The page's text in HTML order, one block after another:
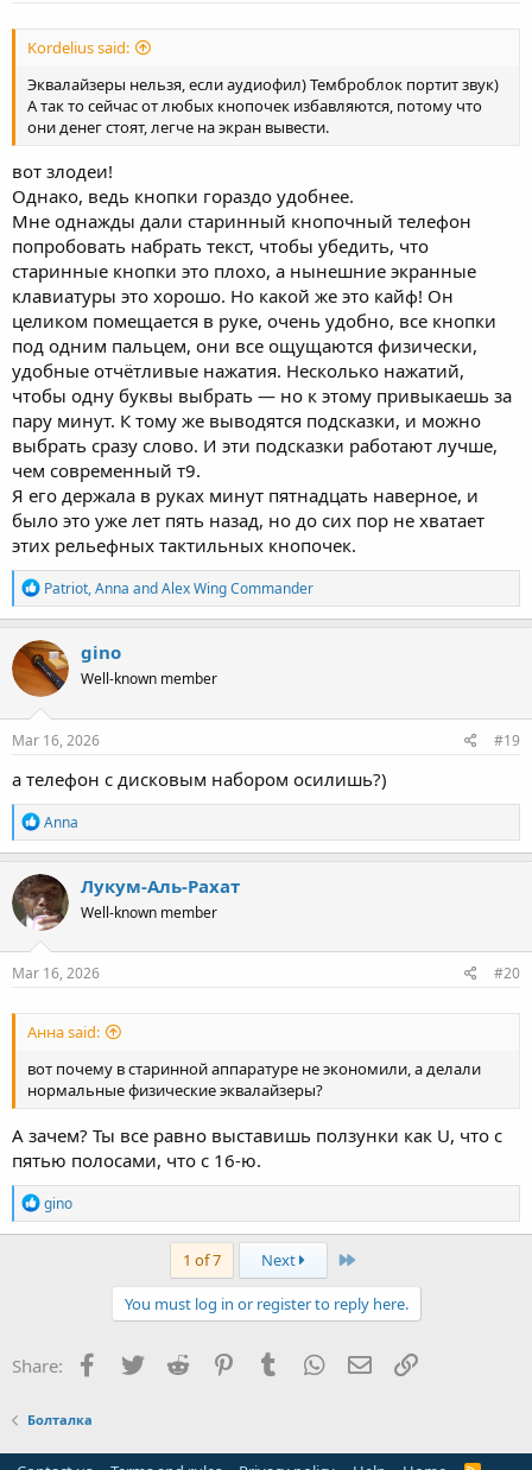
Kordelius said:
Эквалайзеры нельзя, если аудиофил) Темброблок портит звук)
А так то сейчас от любых кнопочек избавляются, потому что
они денег стоят, легче на экран вывести.
вот злодеи!
Однако, ведь кнопки гораздо удобнее.
Мне однажды дали старинный кнопочный телефон
попробовать набрать текст, чтобы убедить, что
старинные кнопки это плохо, а нынешние экранные
клавиатуры это хорошо. Но какой же это кайф! Он
целиком помещается в руке, очень удобно, все кнопки
под одним пальцем, они все ощущаются физически,
удобные отчётливые нажатия. Несколько нажатий,
чтобы одну буквы выбрать — но к этому привыкаешь за
пару минут. К тому же выводятся подсказки, и можно
выбрать сразу слово. И эти подсказки работают лучше,
чем современный т9.
Я его держала в руках минут пятнадцать наверное, и
было это уже лет пять назад, но до сих пор не хватает
этих рельефных тактильных кнопочек.
R
e
a
c
t
i
o
n
s
Patriot,Anna andAlex Wing Commander
gino
Well-known member
Mar 16, 2026 #19
а телефон с дисковым набором осилишь?)
R
e
a
c
t
i
o
n
s
Anna
Лукум-Аль-Рахат
Well-known member
Mar 16, 2026 #20
Анна said:
вот почему в старинной аппаратуре не экономили, а делали
нормальные физические эквалайзеры?
А зачем? Ты все равно выставишь ползунки как U, что с
пятью полосами, что с 16-ю.
R
e
a
:
gino
1 of 7 Next Last
You must log in or register to reply here.
Share: Facebook
TwitterReddit PinterestTumblrWhatsApp
EmailLink
Болталка